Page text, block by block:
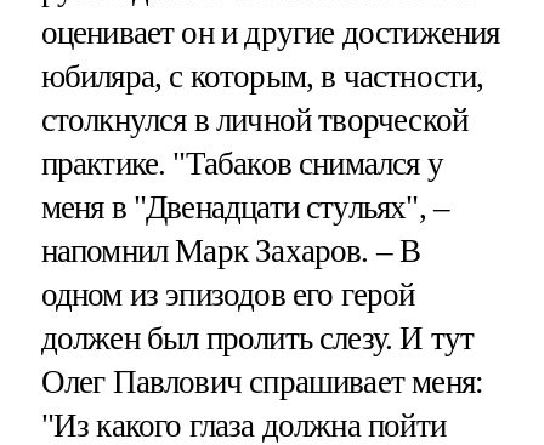
оценивает он и другие достижения
юбиляра, с которым, в частности,
столкнулся в личной творческой
практике. "Табаков снимался у
меня в "Двенадцати стульях", –
напомнил Марк Захаров. – В
одном из эпизодов его герой
должен был пролить слезу. И тут
Олег Павлович спрашивает меня:
"Из какого глаза должна пойти